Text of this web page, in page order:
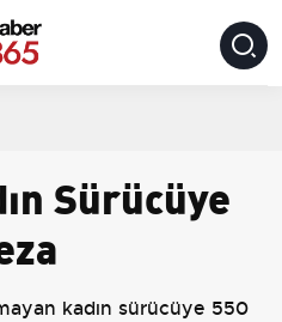
Sürücüye
kadın sürücüye 550